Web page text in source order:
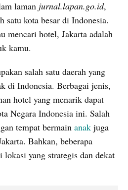
laman jurnal.lapan.go.id,
satu kota besar di Indonesia.
mencari hotel, Jakarta adalah
kamu.
salah satu daerah yang
di Indonesia. Berbagai jenis,
hotel yang menarik dapat
Negara Indonesia ini. Salah
tempat bermain anak juga
Bahkan, beberapa
yang strategis dan dekat